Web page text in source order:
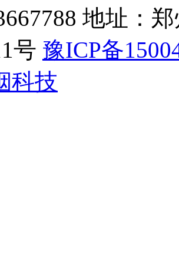
地址：
号​ 豫ICP备
科技